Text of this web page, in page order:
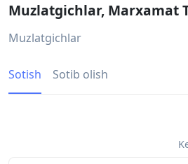
Muzlatgichlar, Marxamat
Muzlatgichlar
Sotish Sotib olish